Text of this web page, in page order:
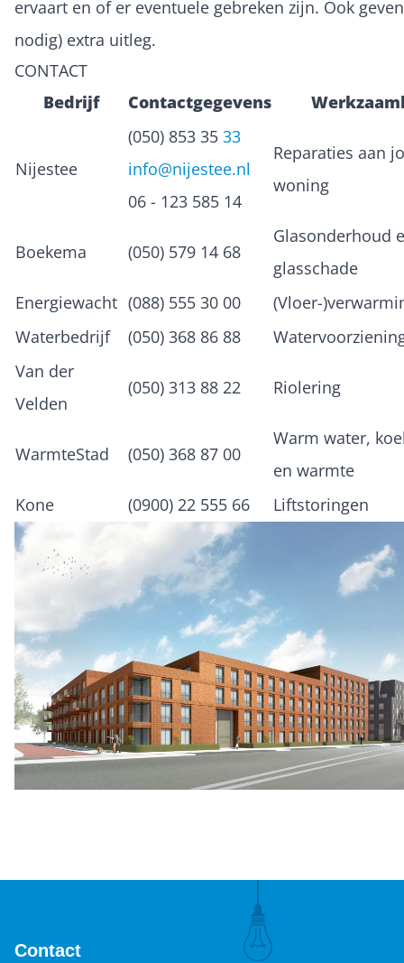
ervaart en of er eventuele gebreken zijn. Ook
nodig) extra uitleg.
CONTACT
Bedrijf
Contactgegevens
Nijestee
(050) 853 35 33
info@nijestee.nl
06 - 123 585 14
Reparaties aan
woning
Boekema (050) 579 14 68
Glasonderhoud
glasschade
Energiewacht (088) 555 30 00
(Vloer-
Waterbedrijf
(050) 368 86 88
Van der
Velden
(050) 313 88 22 Riolering
WarmteStad (050) 368 87 00
Warm water,
en warmte
Kone
(0900) 22 555 66 Liftstoringen
Contact